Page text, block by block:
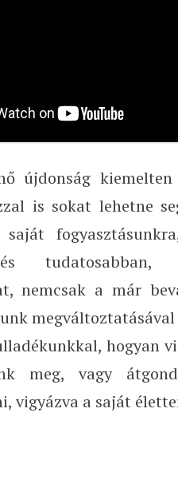
újdonság
is sokat lehetne
saját
tudatosabban,
nemcsak a már
hogyan
meg, vagy
vigyázva a saját